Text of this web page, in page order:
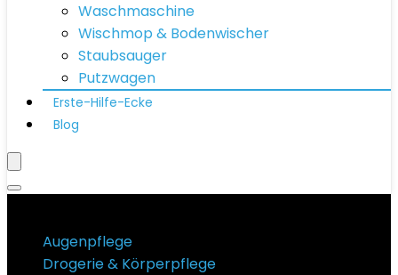
Waschmaschine
Wischmop & Bodenwischer
Staubsauger
Putzwagen
Erste-Hilfe-Ecke
Blog
Augenpflege
Drogerie & Körperpflege